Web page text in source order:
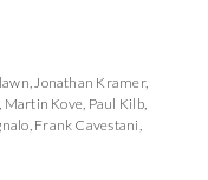
,Jonathan Kramer,
, Martin Kove, Paul Kilb,
, Frank Cavestani,